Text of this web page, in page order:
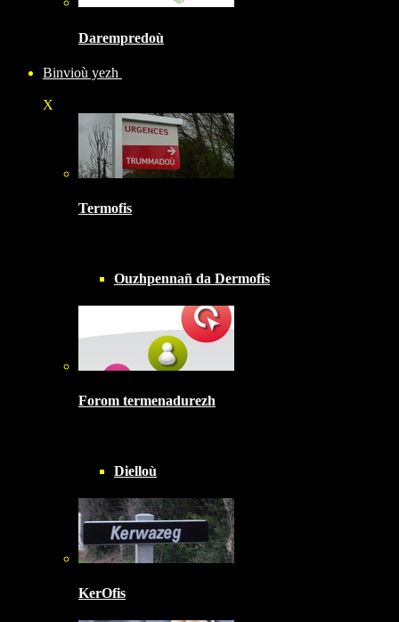
Darempredoù
Binvioù yezh
X
Termofis
Ouzhpennañ da Dermofis
Forom termenadurezh
Dielloù
KerOfis